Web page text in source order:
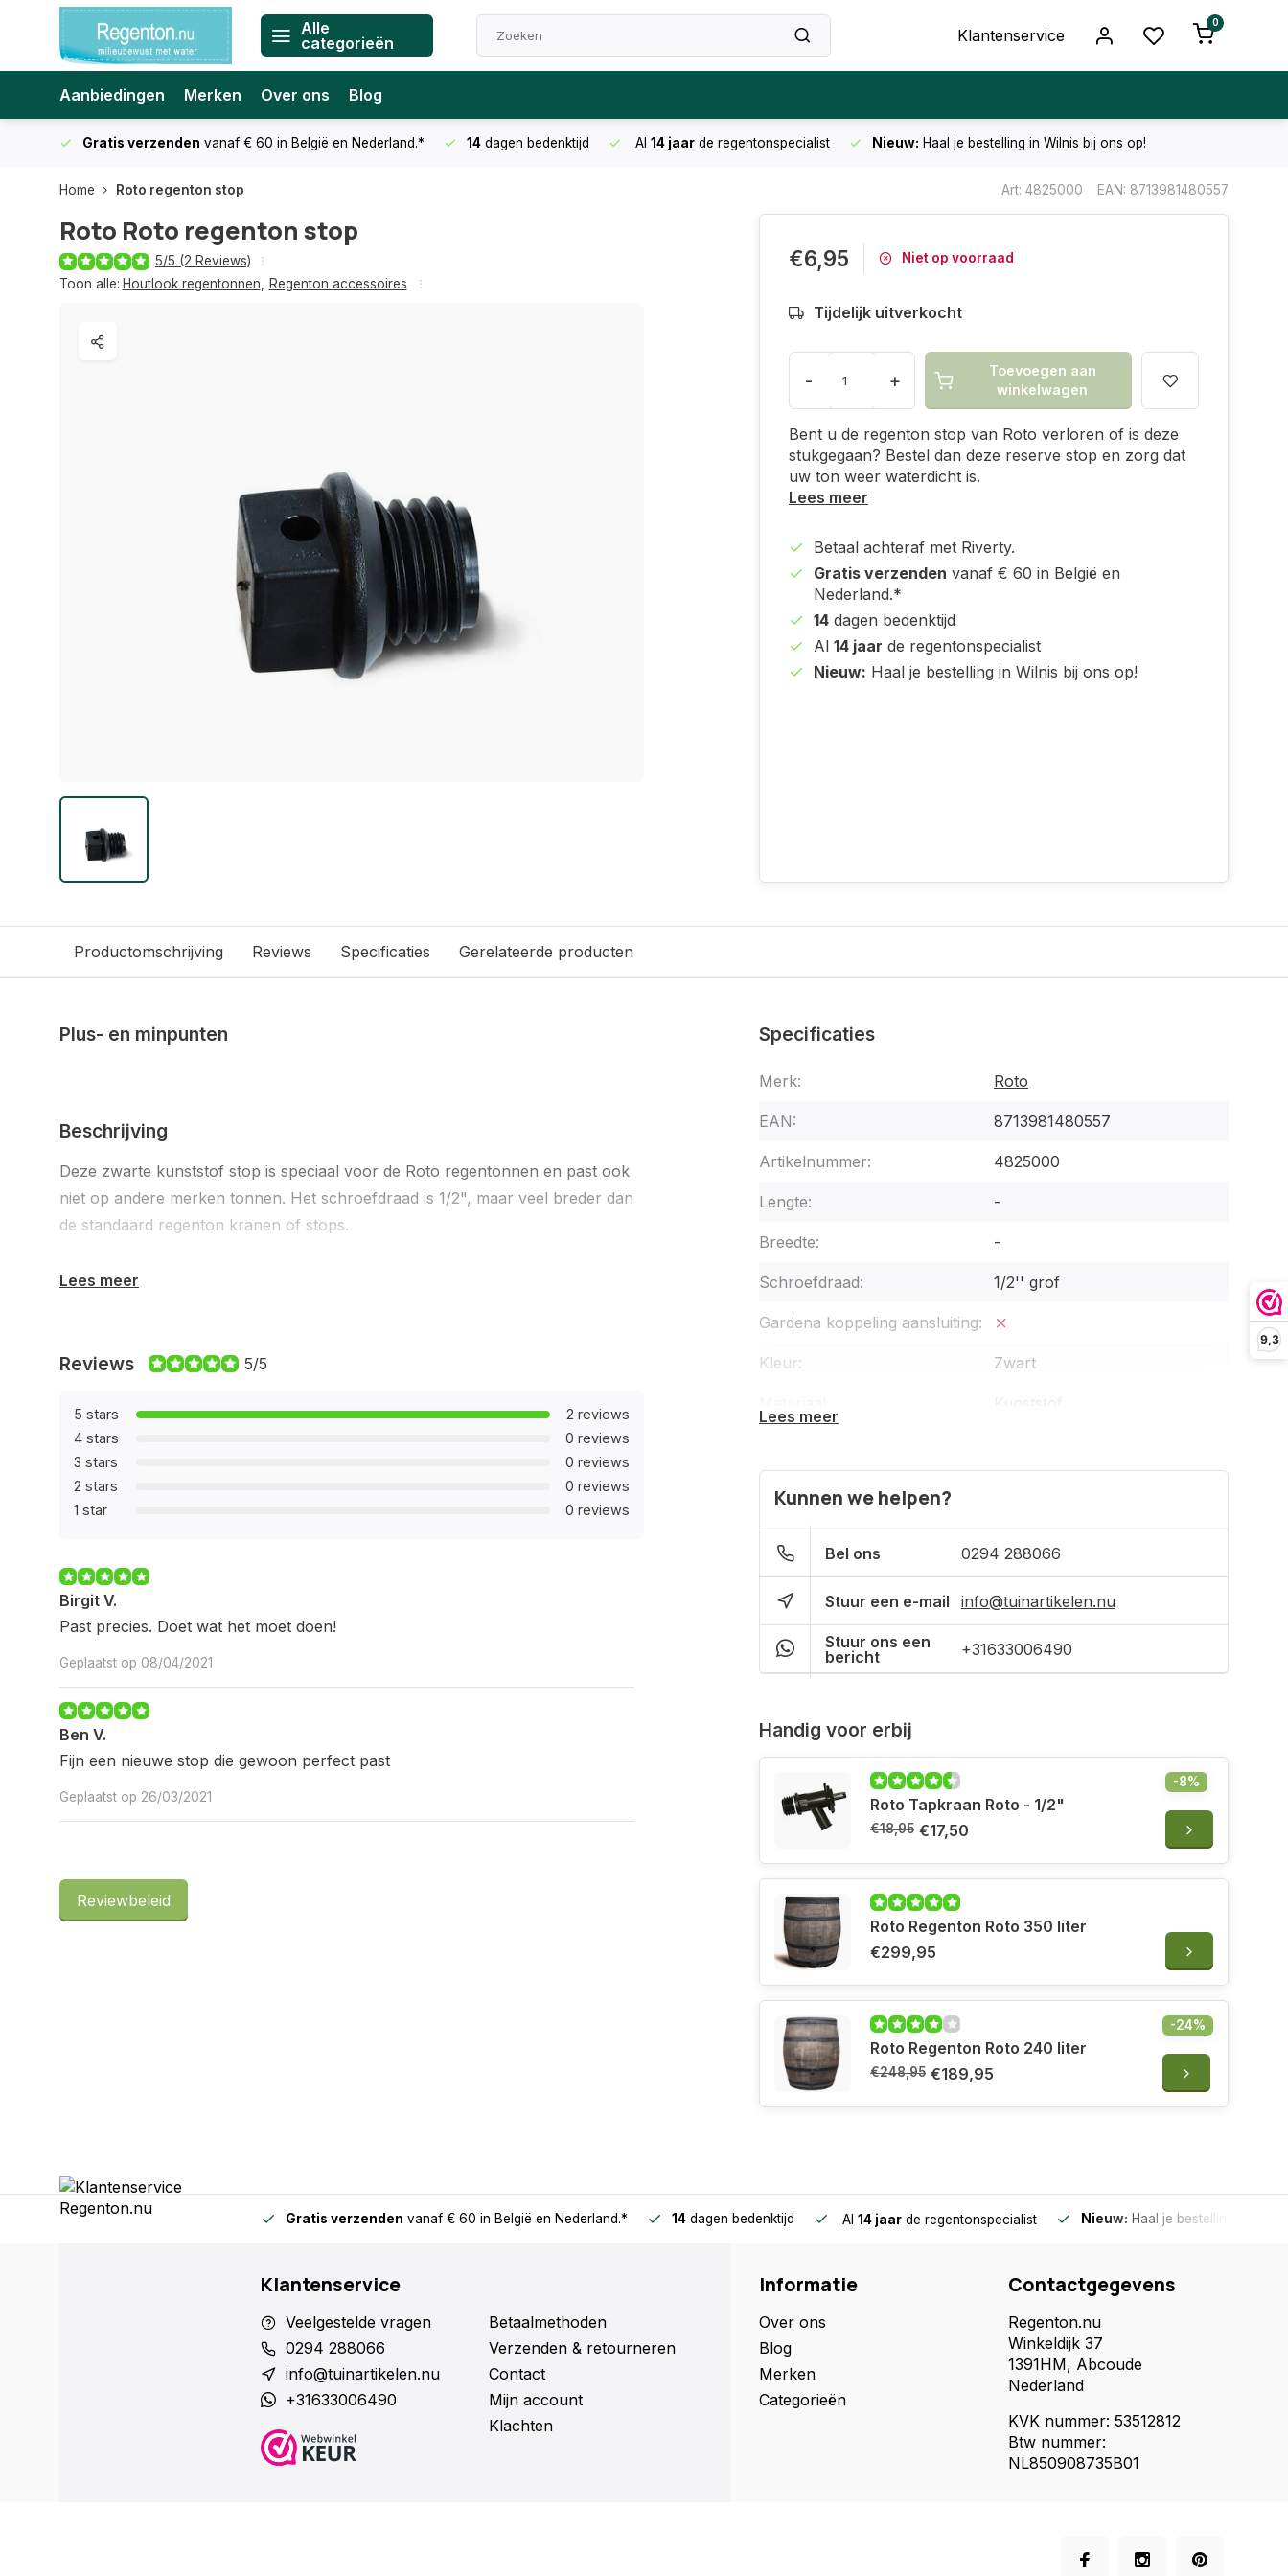
9,3
Alle
categorieën
Klantenservice
0
Aanbiedingen Merken Over ons Blog
Gratis verzenden vanaf € 60 in België en Nederland.* 14 dagen bedenktijd Al 14 jaar de regentonspecialist Nieuw: Haal je bestelling in Wilnis bij ons op!
Home Roto regenton stop Art: 4825000 EAN: 8713981480557
Roto Roto regenton stop
5/5 (2 Reviews)
Toon alle: Houtlook regentonnen Regenton accessoires
€6,95 Niet op voorraad
Tijdelijk uitverkocht
- +
Toevoegen aan
winkelwagen
Bent u de regenton stop van Roto verloren of is deze
stukgegaan? Bestel dan deze reserve stop en zorg dat
uw ton weer waterdicht is.
Lees meer
Betaal achteraf met Riverty.
Gratis verzenden vanaf € 60 in België en
Nederland.*
14 dagen bedenktijd
Al 14 jaar de regentonspecialist
Nieuw: Haal je bestelling in Wilnis bij ons op!
Productomschrijving Reviews Specificaties Gerelateerde producten
Plus- en minpunten
Beschrijving
Deze zwarte kunststof stop is speciaal voor de Roto regentonnen en past ook
niet op andere merken tonnen. Het schroefdraad is 1/2", maar veel breder dan
de standaard regenton kranen of stops.
Lees meer
Reviews 5/5
5 stars
2 reviews
4 stars
0 reviews
3 stars
0 reviews
2 stars
0 reviews
1 star
0 reviews
Birgit V.
Past precies. Doet wat het moet doen!
Geplaatst op 08/04/2021
Ben V.
Fijn een nieuwe stop die gewoon perfect past
Geplaatst op 26/03/2021
Reviewbeleid
Specificaties
Merk: Roto
EAN: 8713981480557
Artikelnummer: 4825000
Lengte: -
Breedte: -
Schroefdraad: 1/2'' grof
Gardena koppeling aansluiting:
Kleur: Zwart
Lees meer
Kunnen we helpen?
Bel ons 0294 288066
Stuur een e-mail info@tuinartikelen.nu
Stuur ons een
bericht
+31633006490
Handig voor erbij
Roto Tapkraan Roto - 1/2"
€18,95 €17,50
-8%
Roto Regenton Roto 350 liter
€299,95
Roto Regenton Roto 240 liter
€248,95 €189,95
-24%
Gratis verzenden vanaf € 60 in België en Nederland.* 14 dagen bedenktijd Al 14 jaar de regentonspecialist Nieuw: Haal je bestelling in
Klantenservice
Veelgestelde vragen
0294 288066
info@tuinartikelen.nu
+31633006490
Betaalmethoden
Verzenden & retourneren
Contact
Mijn account
Klachten
Informatie
Over ons
Blog
Merken
Categorieën
Contactgegevens
Regenton.nu
Winkeldijk 37
1391HM, Abcoude
Nederland
KVK nummer: 53512812
Btw nummer:
NL850908735B01